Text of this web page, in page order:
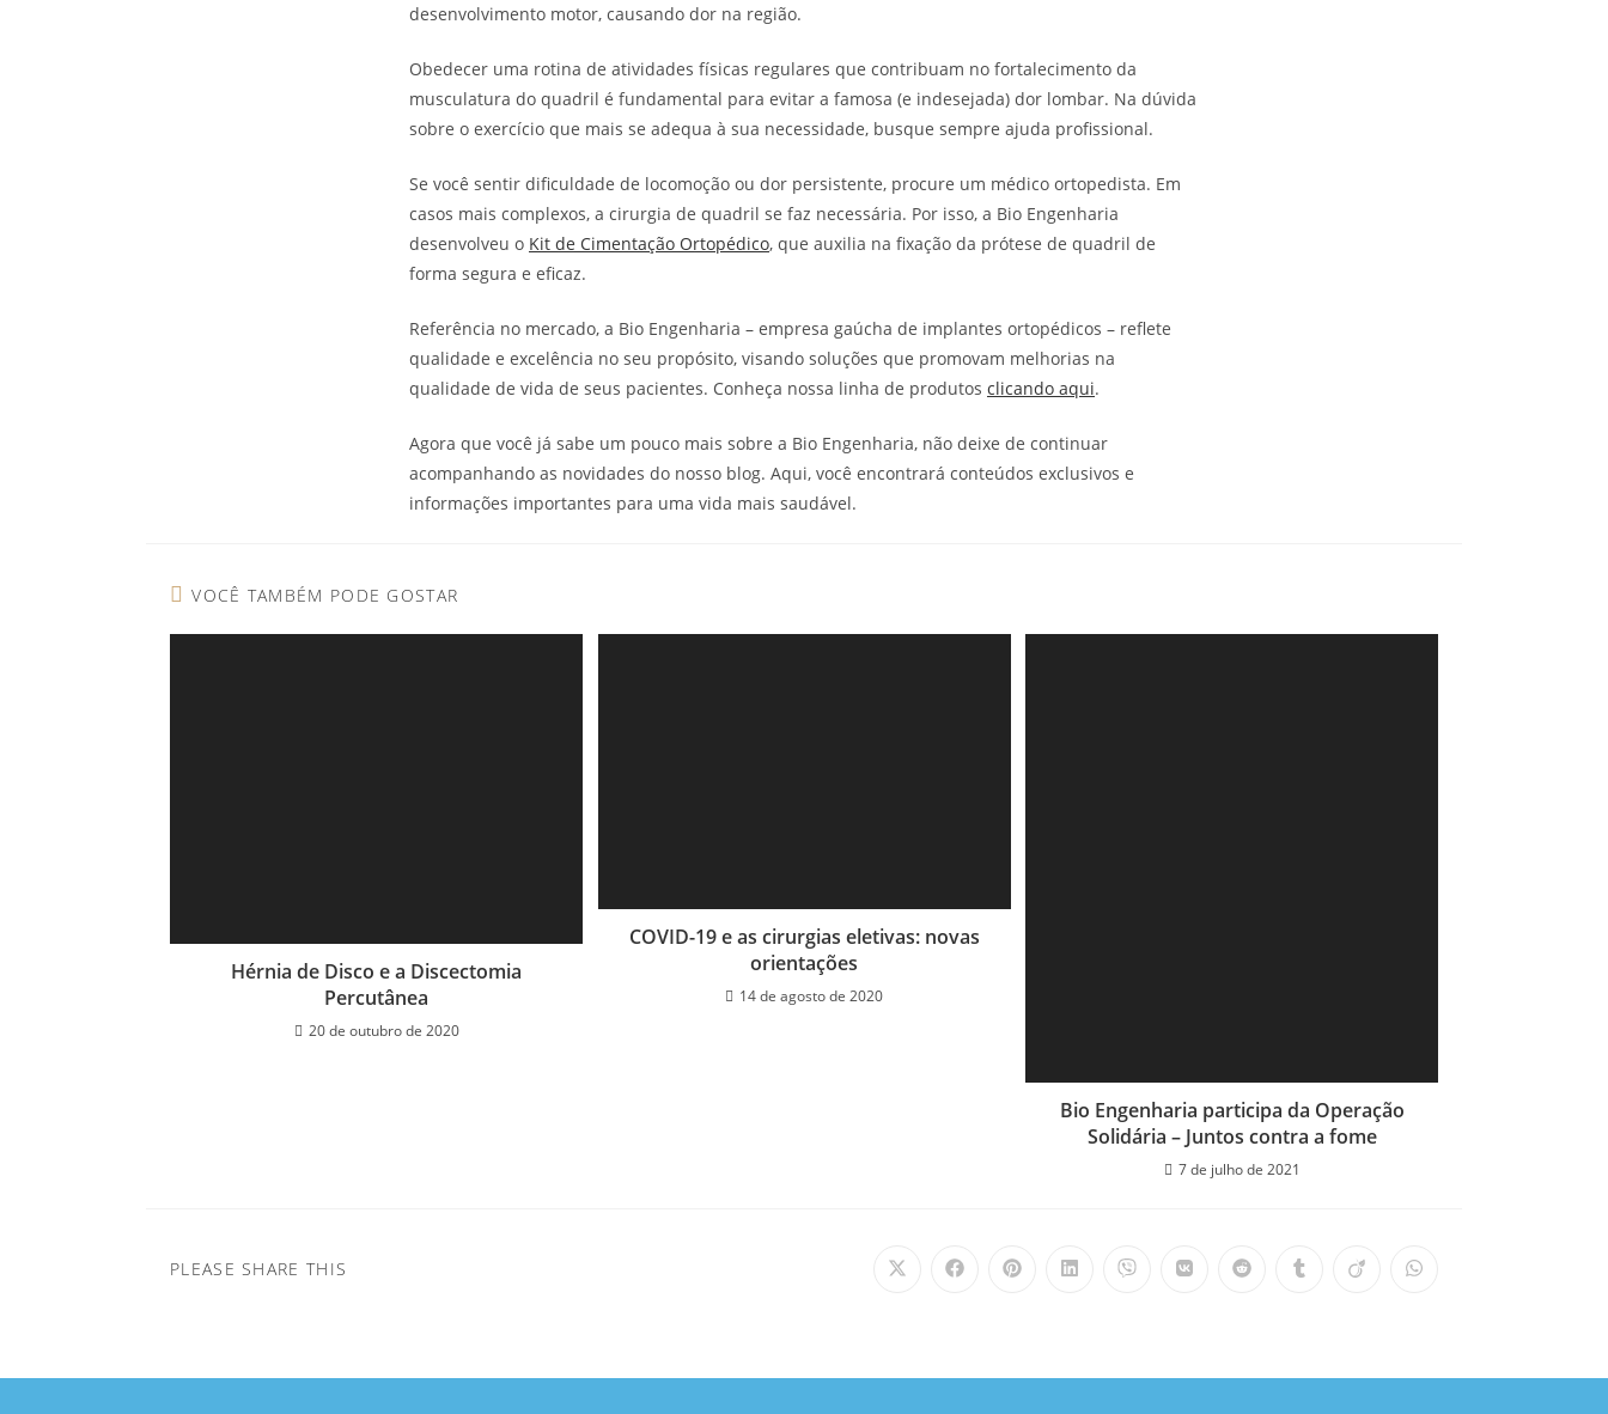
desenvolvimento motor, causando dor na região.
Obedecer uma rotina de atividades físicas regulares que contribuam no fortalecimento da
musculatura do quadril é fundamental para evitar a famosa (e indesejada) dor lombar. Na dúvida
sobre o exercício que mais se adequa à sua necessidade, busque sempre ajuda profissional.
Se você sentir dificuldade de locomoção ou dor persistente, procure um médico ortopedista. Em
casos mais complexos, a cirurgia de quadril se faz necessária. Por isso, a Bio Engenharia
desenvolveu o Kit de Cimentação Ortopédico, que auxilia na fixação da prótese de quadril de
forma segura e eficaz.
Referência no mercado, a Bio Engenharia – empresa gaúcha de implantes ortopédicos – reflete
qualidade e excelência no seu propósito, visando soluções que promovam melhorias na
qualidade de vida de seus pacientes. Conheça nossa linha de produtos clicando aqui.
Agora que você já sabe um pouco mais sobre a Bio Engenharia, não deixe de continuar
acompanhando as novidades do nosso blog. Aqui, você encontrará conteúdos exclusivos e
informações importantes para uma vida mais saudável.
VOCÊ TAMBÉM PODE GOSTAR
Hérnia de Disco e a Discectomia
Percutânea
20 de outubro de 2020
COVID-19 e as cirurgias eletivas: novas
orientações
14 de agosto de 2020
Bio Engenharia participa da Operação
Solidária – Juntos contra a fome
7 de julho de 2021
PLEASE SHARE THIS